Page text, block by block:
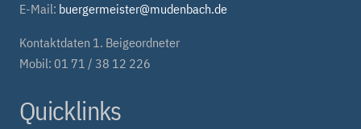
E-Mail: buergermeister@mudenbach.de
Kontaktdaten 1. Beigeordneter
Mobil: 01 71 / 38 12 226
Quicklinks